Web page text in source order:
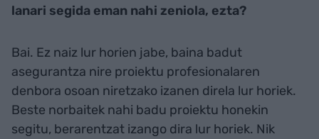
lanari segida eman nahi zeniola, ezta?
Bai. Ez naiz lur horien jabe, baina badut
asegurantza nire proiektu profesionalaren
denbora osoan niretzako izanen direla lur horiek.
Beste norbaitek nahi badu proiektu honekin
segitu, berarentzat izango dira lur horiek. Nik